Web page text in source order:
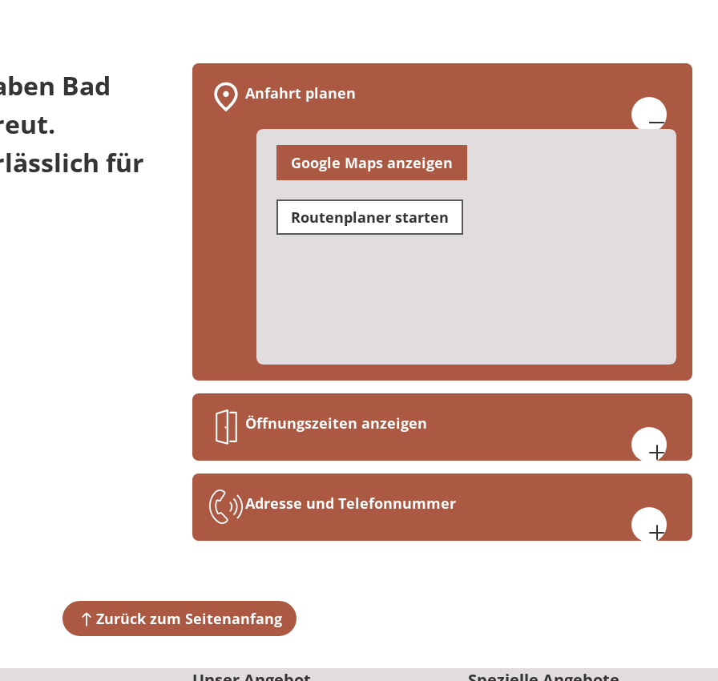
Bad
für
Anfahrt planen
Google Maps anzeigen
Routenplaner starten
Öffnungszeiten anzeigen
Mo. bis Do. 07:30 bis 17:00 Uhr
Fr. 07:30 bis 15:00 Uhr
Adresse und Telefonnummer
32105 Bad Salzuflen
+49 5222 37-0
Zurück zum Seitenanfang